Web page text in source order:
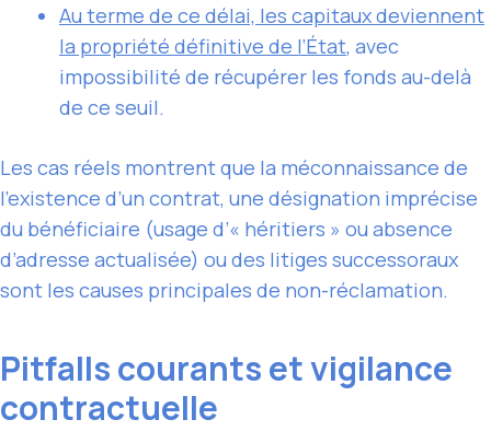
Au terme de ce délai, les capitaux deviennent
la propriété définitive de l’État, avec
impossibilité de récupérer les fonds au-delà
de ce seuil.
Les cas réels montrent que la méconnaissance de
l’existence d’un contrat, une désignation imprécise
du bénéficiaire (usage d’« héritiers » ou absence
d’adresse actualisée) ou des litiges successoraux
sont les causes principales de non-réclamation.
Pitfalls courants et vigilance
contractuelle